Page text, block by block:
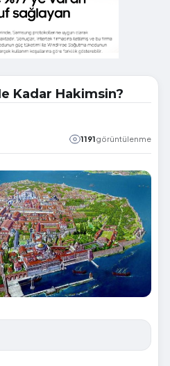
Kadar Hakimsin?
1191görüntülenme